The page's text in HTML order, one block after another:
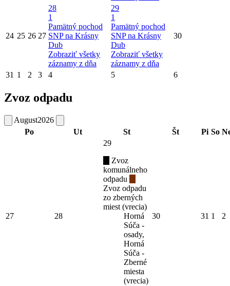
24 25 26 27
28
1
Pamätný pochod
SNP na Krásny
Dub
Zobraziť všetky
záznamy z dňa
29
1
Pamätný pochod
SNP na Krásny
Dub
Zobraziť všetky
záznamy z dňa
30
31 1 2 3 4 5 6
Zvoz odpadu
August2026
Po
Ut St Št Pi So
27 28
29
Zvoz
komunálneho
odpadu
Zvoz odpadu
zo zberných
miest (vrecia)
Horná
Súča -
osady,
Horná
Súča -
Zberné
miesta
(vrecia)
30 31 1 2